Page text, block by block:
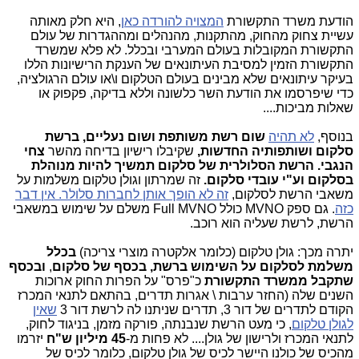
הודעת משרד התקשורת המצויה להורדה כאן, היא חלק מאותה
עשיית צחוק מהחוק, מהתקנות, מהנהלים ומההגדרות של עולם
התקשורת המקובלות בעולם המערבי ובכלל. לא פלא שמשרד
התקשורת הזמין למסיבת העיתונאים של הענקת הרישיונות הללו
בעיקר עיתונאים שלא מבינים בעולם הטלקום ו\או עולם הרגולציה,
כדי שיפרסמו את הודעת השר כלשונה וללא בדיקה, פקפוק או
שאלות מביכות....
בנוסף, לא תהיה שום רשת משותפת ושום נעליים, ברשת
סלקום ושותפותיה החדשות, שקיבלו רישיון בדיחה מהשר צחי
הנגבי. הרשת הסלולרית של סלקום תמשיך להיות מנוהלת
בסלקום וע"י עובדי סלקום. זה שמרתון וגולן טלקום משלמות על
משאבי הרשת לסלקום, זה לא הופך אותן לחברות סלולר. אין דבר
כזה
. גם ספק MVNO כולל Full MVNO משלם על שימוש במשאבי
הרשת, לרשת שעליה הוא רוכב.
יתרה מכך: גולן טלקום (כלומר אלקטרה מוצרי צריכה) בכלל
משלמת לסלקום על השימוש ברשת, בכסף של סלקום, ובכסף
שתקבל ממשרד התקשורת כ"פרס" על הפרות החוק ארוכות
השנים שלה (החזר ערבות \ אגרות תדרים, בהתאם לתנאי המכרז
הקודם לתדרים של דור 3, תדרים שניתנו לה לרשת דור 3
שאין
לגולן טלקום, כי מעט הרשת שנבנתה, פורקה מזמן, בניגוד לחוק,
לתנאי המכרז ולרישון של גולן.... לא פחות מ-45 מיליון ש"ח
יזרמו
מהכיס של כולנו היישר לכיס של גולן טלקום, כלומר לכיס של